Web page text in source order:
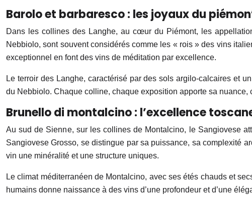
Barolo et barbaresco : les joyaux du
Dans les collines des Langhe, au cœur du Piémont, les
Nebbiolo, sont souvent considérés comme les « rois » des vins
exceptionnel en font des vins de méditation par excellence.
Le terroir des Langhe, caractérisé par des sols argilo-calcaires et
du Nebbiolo. Chaque colline, chaque exposition apporte sa
Brunello di montalcino : l’excellence
Au sud de Sienne, sur les collines de Montalcino, le Sangiovese
Sangiovese Grosso, se distingue par sa puissance, sa complexité
vin une minéralité et une structure uniques.
Le climat méditerranéen de Montalcino, avec ses étés chauds et
humains donne naissance à des vins d’une profondeur et d’une